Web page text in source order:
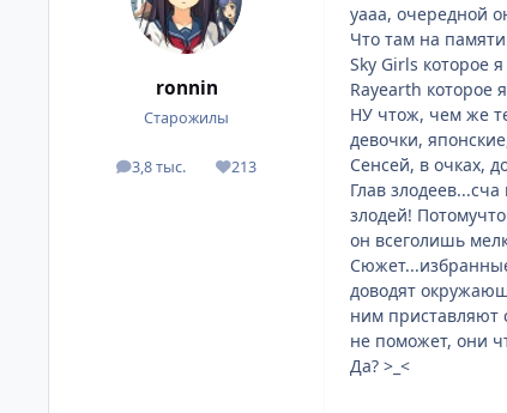
ronnin
Старожилы
3,8 тыс.
посты 213
Репутация
уааа, очередной
Что там на
Sky Girls которое
Rayearth которое
НУ чтож, чем же
девочки,
Сенсей, в очках,
Глав
злодей!
он всеголишь
доводят
ним приставляют
не поможет, они
Да? >_<